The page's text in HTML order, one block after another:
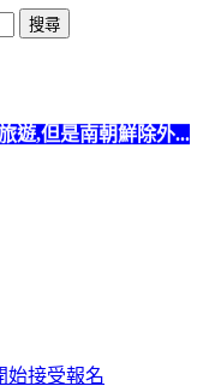
遊,但是南朝鮮除外...
始接受報名